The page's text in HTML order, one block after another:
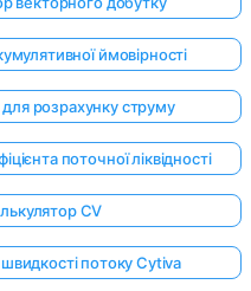
ймовірності
розрахунку струму
поточної ліквідності
CV
потоку Cytiva